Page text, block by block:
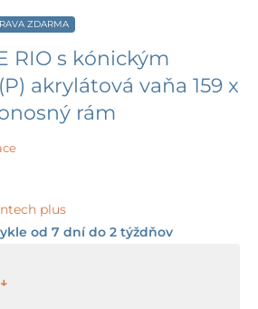
ZDARMA
RIO s kónickým
akrylátová vaňa 159 x
rám
plus
od 7 dní do 2 týždňov